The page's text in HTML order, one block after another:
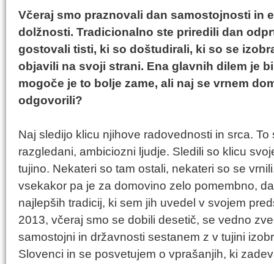
Včeraj smo praznovali dan samostojnosti in
dolžnosti. Tradicionalno ste priredili dan
gostovali tisti, ki so doštudirali, ki so se
objavili na svoji strani. Ena glavnih dilem je
mogoče je to bolje zame, ali naj se vrnem
odgovorili?
Naj sledijo klicu njihove radovednosti in srca.
razgledani, ambiciozni ljudje. Sledili so klicu
tujino. Nekateri so tam ostali, nekateri so se
vsekakor pa je za domovino zelo pomembno,
najlepših tradicij, ki sem jih uvedel v svojem
2013, včeraj smo se dobili desetič, se vedno
samostojni in državnosti sestanem z v tujini
Slovenci in se posvetujem o vprašanjih, ki